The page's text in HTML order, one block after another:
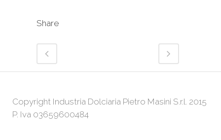
Share
Copyright Industria Dolciaria Pietro Masini S.r.l. 2015
P. Iva 03659600484